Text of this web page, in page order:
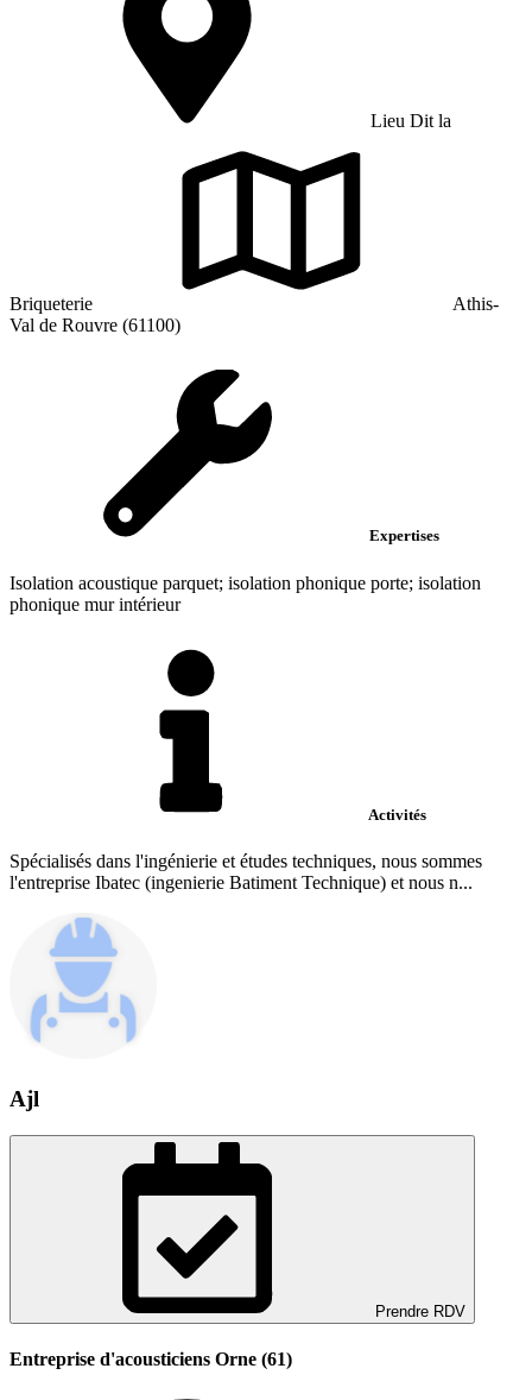
Lieu Dit la
Briqueterie
Athis-
Val de Rouvre (61100)
Expertises
Isolation acoustique parquet; isolation phonique porte; isolation
phonique mur intérieur
Activités
Spécialisés dans l'ingénierie et études techniques, nous sommes
l'entreprise Ibatec (ingenierie Batiment Technique) et nous n...
Ajl
Prendre RDV
Entreprise d'acousticiens Orne (61)